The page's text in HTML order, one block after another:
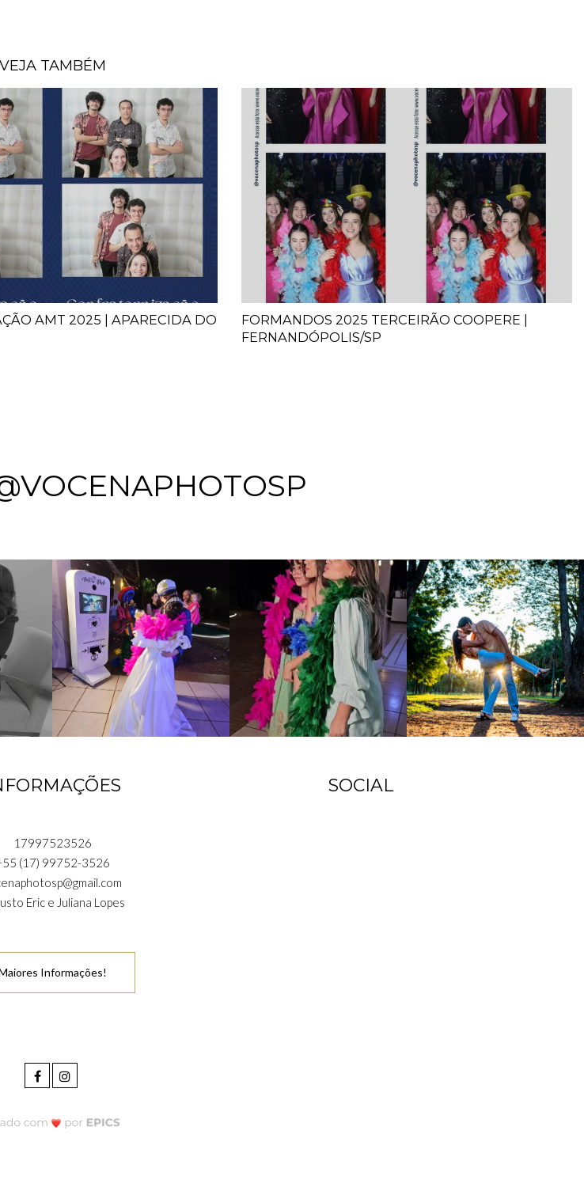
VEJA TAMBÉM
AMT 2025 | APARECIDA DO
FORMANDOS 2025 TERCEIRÃO COOPERE |
FERNANDÓPOLIS/SP
17997523526
(17) 99752-3526
Eric e Juliana Lopes
Informações!
SOCIAL